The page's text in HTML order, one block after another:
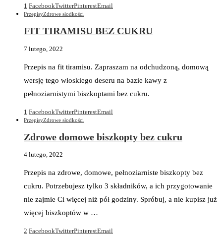
1 FacebookTwitterPinterestEmail
PrzepisyZdrowe słodkości
FIT TIRAMISU BEZ CUKRU
7 lutego, 2022
Przepis na fit tiramisu. Zapraszam na odchudzoną, domową
wersję tego włoskiego deseru na bazie kawy z
pełnoziarnistymi biszkoptami bez cukru.
1 FacebookTwitterPinterestEmail
PrzepisyZdrowe słodkości
Zdrowe domowe biszkopty bez cukru
4 lutego, 2022
Przepis na zdrowe, domowe, pełnoziarniste biszkopty bez
cukru. Potrzebujesz tylko 3 składników, a ich przygotowanie
nie zajmie Ci więcej niż pół godziny. Spróbuj, a nie kupisz już
więcej biszkoptów w …
2 FacebookTwitterPinterestEmail